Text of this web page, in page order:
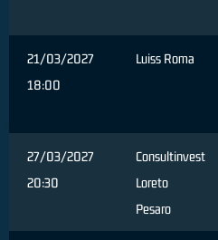
21/03/2027
18:00
Luiss Roma
27/03/2027
20:30
Consultinvest
Loreto
Pesaro